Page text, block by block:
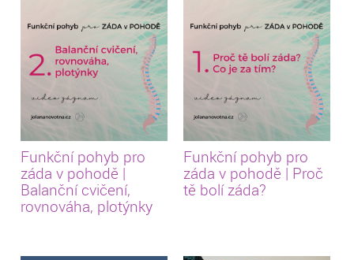
Funkční pohyb pro
záda v pohodě |
Balanční cvičení,
rovnováha, plotýnky
Funkční pohyb pro
záda v pohodě | Proč
tě bolí záda?